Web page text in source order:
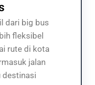
dari big bus
fleksibel
rute di kota
jalan
destinasi